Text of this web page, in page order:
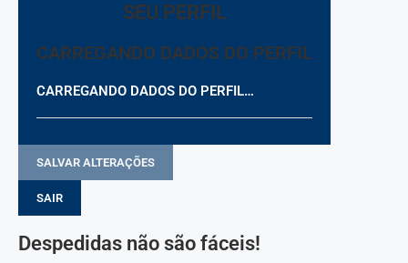
SEU PERFIL
CARREGANDO DADOS DO PERFIL
CARREGANDO DADOS DO PERFIL…
SALVAR ALTERAÇÕES
SAIR
Despedidas não são fáceis!